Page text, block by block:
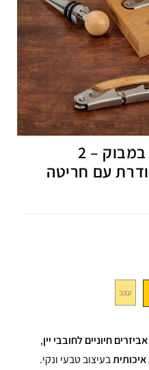
מארז יין יוקרתי מעץ במבוק – 2
עם חריטה
עצב
,
בעיצוב טבעי ונקי.